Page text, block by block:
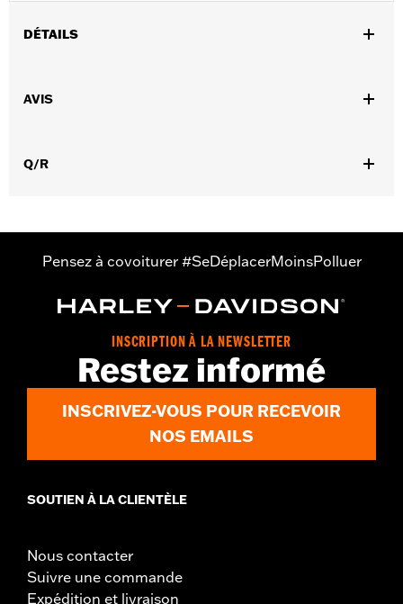
DÉTAILS
Instructions d’installation
Vendu à l'unité:
AVIS
Q/R
Pensez à covoiturer #SeDéplacerMoinsPolluer
INSCRIPTION À LA NEWSLETTER
Restez informé
INSCRIVEZ-VOUS POUR RECEVOIR
NOS EMAILS
SOUTIEN À LA CLIENTÈLE
Nous contacter
Suivre une commande
Expédition et livraison